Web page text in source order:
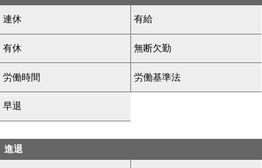
連休 有給
有休 無断欠勤
労働時間 労働基準法
早退
進退